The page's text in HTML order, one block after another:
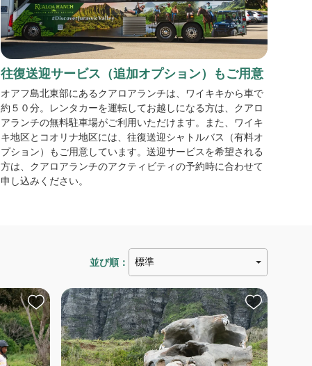
往復送迎サービス（追加オプション）もご用意
オアフ島北東部にあるクアロアランチは、ワイキキから車で
約５０分。レンタカーを運転してお越しになる方は、クアロ
アランチの無料駐車場がご利用いただけます。また、ワイキ
キ地区とコオリナ地区には、往復送迎シャトルバス（有料オ
プション）もご用意しています。送迎サービスを希望される
方は、クアロアランチのアクティビティの予約時に合わせて
申し込みください。
並び順：